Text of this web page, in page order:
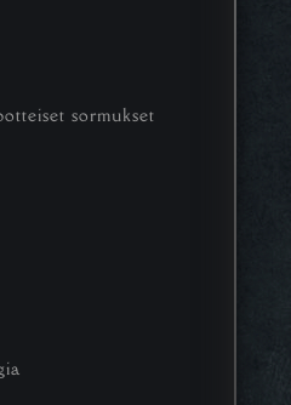
sormukset